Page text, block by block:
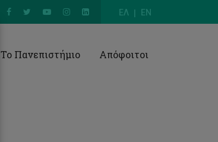
ΕΛ EN
Το Πανεπιστήμιο Απόφοιτοι